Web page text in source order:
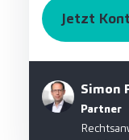
Simon
Partner
Jetzt